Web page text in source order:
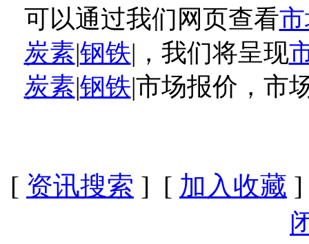
可以通过我们网页查看
炭素|钢铁|，我们将呈现
炭素|钢铁|市场报价，市
[ 资讯搜索 ] [ 加入收藏